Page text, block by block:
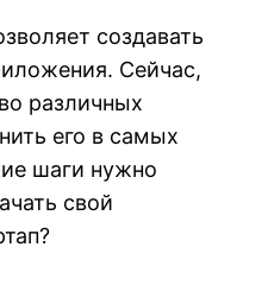
создавать
Сейчас,
различных
его в самых
шаги нужно
свой